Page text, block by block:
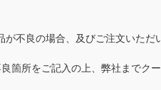
が不良の場合、及びご注文いた
箇所をご記入の上、弊社までク